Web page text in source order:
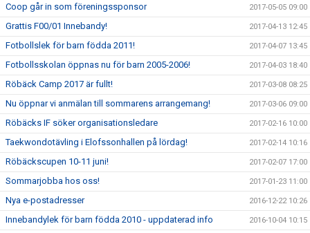
Coop går in som föreningssponsor 2017-05-05 09:00
Grattis F00/01 Innebandy! 2017-04-13 12:45
Fotbollslek för barn födda 2011! 2017-04-07 13:45
Fotbollsskolan öppnas nu för barn 2005-2006! 2017-04-03 18:40
Röbäck Camp 2017 är fullt! 2017-03-08 08:25
Nu öppnar vi anmälan till sommarens arrangemang! 2017-03-06 09:00
Röbäcks IF söker organisationsledare 2017-02-16 10:00
Taekwondotävling i Elofssonhallen på lördag! 2017-02-14 10:16
Röbäckscupen 10-11 juni! 2017-02-07 17:00
Sommarjobba hos oss! 2017-01-23 11:00
Nya e-postadresser 2016-12-22 10:26
Innebandylek för barn födda 2010 - uppdaterad info 2016-10-04 10:15